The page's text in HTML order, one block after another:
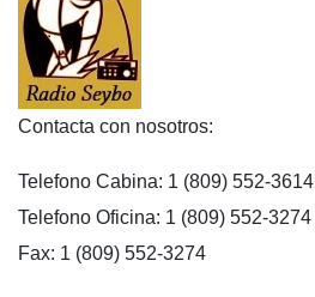
Contacta con nosotros:
Telefono Cabina: 1 (809) 552-3614
Telefono Oficina: 1 (809) 552-3274
Fax: 1 (809) 552-3274